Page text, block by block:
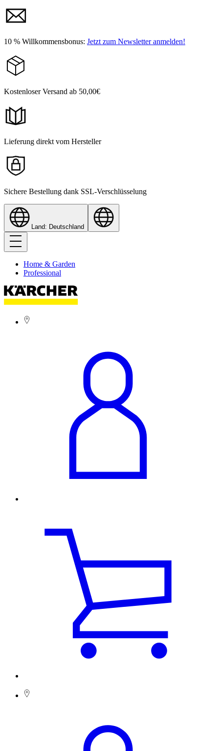
10 % Willkommensbonus: Jetzt zum Newsletter anmelden!
Kostenloser Versand ab 50,00€
Lieferung direkt vom Hersteller
Sichere Bestellung dank SSL-Verschlüsselung
Land: Deutschland
Home & Garden
Professional